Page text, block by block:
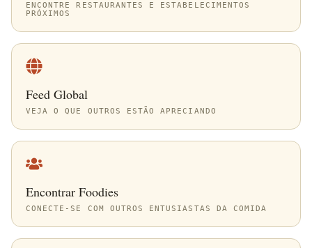
ENCONTRE RESTAURANTES E ESTABELECIMENTOS
PRÓXIMOS
Feed Global
VEJA O QUE OUTROS ESTÃO APRECIANDO
Encontrar Foodies
CONECTE-SE COM OUTROS ENTUSIASTAS DA COMIDA